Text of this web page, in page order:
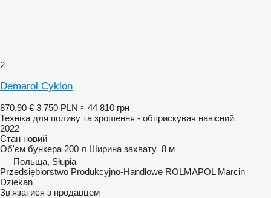
2
Demarol Cyklon
870,90 € 3 750 PLN ≈ 44 810 грн
Техніка для поливу та зрошення - обприскувач навісний
2022
Стан новий
Об'єм бункера 200 л Ширина захвату 8 м
Польща, Słupia
Przedsiębiorstwo Produkcyjno-Handlowe ROLMAPOL Marcin
Dziekan
Зв'язатися з продавцем